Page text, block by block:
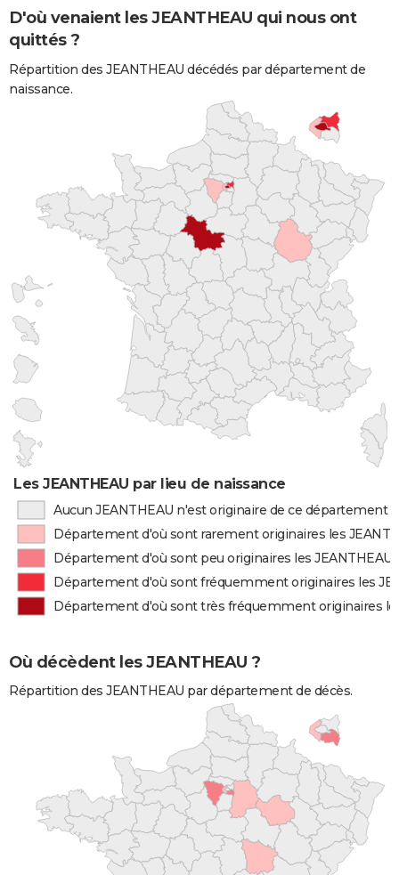
D'où venaient les JEANTHEAU qui nous ont
quittés ?
Répartition des JEANTHEAU décédés par département de
naissance.
Les JEANTHEAU par lieu de naissance
Aucun JEANTHEAU n'est originaire de ce département
Département d'où sont rarement originaires les
Département d'où sont peu originaires les JEANTHEAU
Département d'où sont fréquemment originaires les
Département d'où sont très fréquemment originaires
Où décèdent les JEANTHEAU ?
Répartition des JEANTHEAU par département de décès.